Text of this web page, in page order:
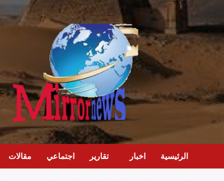
المحتوى
الرئيسية اخبار تقارير اجتماعي مقالات